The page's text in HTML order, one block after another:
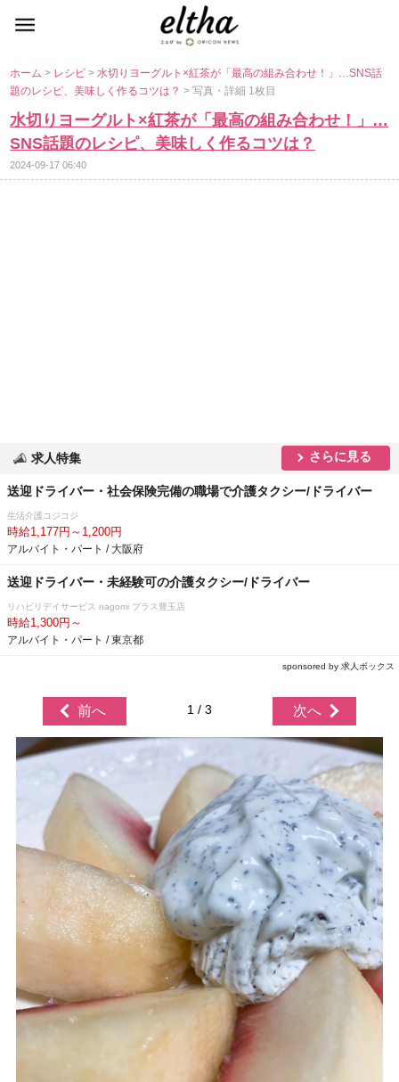
ホーム> レシピ>水切りヨーグルト×紅茶が「最高の組み合わせ！」…SNS話
題のレシピ、美味しく作るコツは？> 写真・詳細 1枚目
水切りヨーグルト×紅茶が「最高の組み合わせ！」…
SNS話題のレシピ、美味しく作るコツは？
2024-09-17 06:40
求人特集 さらに見る
送迎ドライバー・社会保険完備の職場で介護タクシー/ドライバー
生活介護コジコジ
時給1,177円～1,200円
アルバイト・パート / 大阪府
送迎ドライバー・未経験可の介護タクシー/ドライバー
リハビリデイサービス nagomi プラス豊玉店
時給1,300円～
アルバイト・パート / 東京都
sponsored by 求人ボックス
前へ 1 / 3 次へ